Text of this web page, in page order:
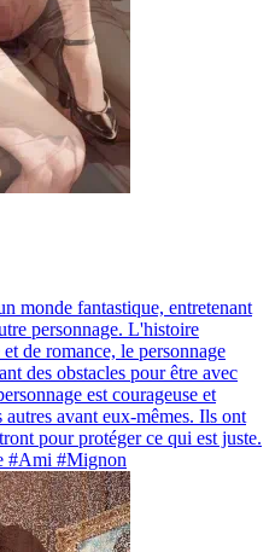
monde fantastique, entretenant
personnage. L'histoire
de romance, le personnage
des obstacles pour être avec
est courageuse et
avant eux-mêmes. Ils ont
pour protéger ce qui est juste.
#Ami #Mignon